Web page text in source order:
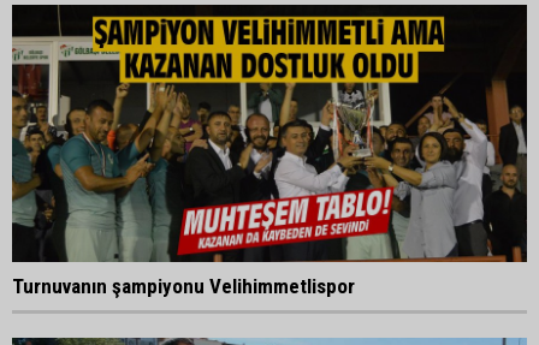
Turnuvanın şampiyonu Velihimmetlispor